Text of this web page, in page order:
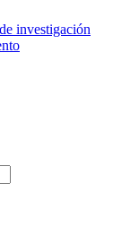
investigación